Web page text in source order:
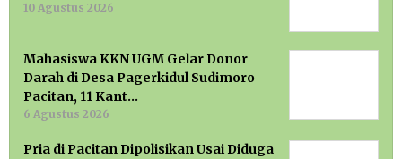
10 Agustus 2026
Mahasiswa KKN UGM Gelar Donor
Darah di Desa Pagerkidul Sudimoro
Pacitan, 11 Kant…
6 Agustus 2026
Pria di Pacitan Dipolisikan Usai Diduga